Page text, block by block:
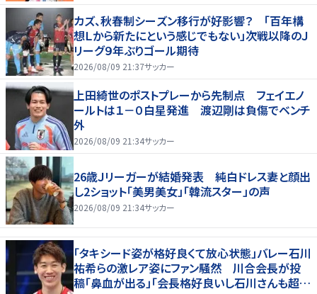
カズ、秋春制シーズン移行が好影響？ 「百年構
想Ｌから新たにという感じでもない」次戦以降のＪ
リーグ９年ぶりゴール期待
2026/08/09 21:37サッカー
上田綺世のポストプレーから先制点 フェイエノ
ールトは１－０白星発進 渡辺剛は負傷でベンチ
外
2026/08/09 21:34サッカー
26歳Ｊリーガーが結婚発表 純白ドレス妻と顔出
し2ショット「美男美女」「韓流スター」の声
2026/08/09 21:34サッカー
「タキシード姿が格好良くて放心状態」バレー石川
祐希らの激レア姿にファン騒然 川合会長が投
稿「鼻血が出る」「会長格好良いし石川さんも超格